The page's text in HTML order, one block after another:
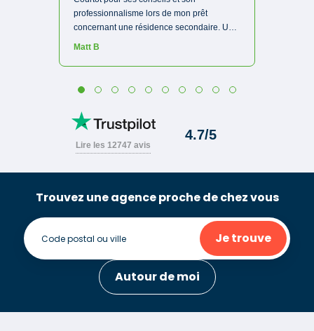
Trouvez une agence proche de chez vous
Je trouve
Autour de moi